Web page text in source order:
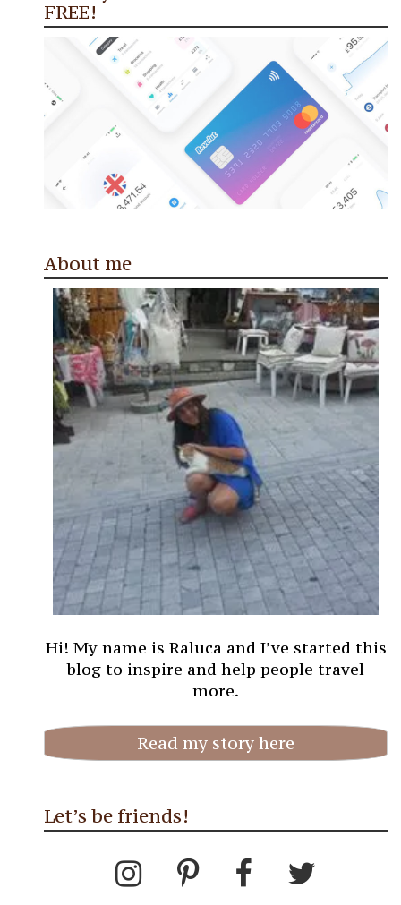
FREE!
About me
Hi! My name is Raluca and I’ve started this
blog to inspire and help people travel
more.
Read my story here
Let’s be friends!